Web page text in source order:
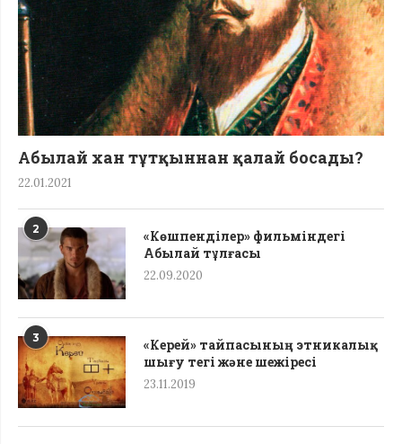
Абылай хан тұтқыннан қалай босады?
22.01.2021
2
«Көшпенділер» фильміндегі
Абылай тұлғасы
22.09.2020
3
«Керей» тайпасының этникалық
шығу тегі жəне шежіресі
23.11.2019